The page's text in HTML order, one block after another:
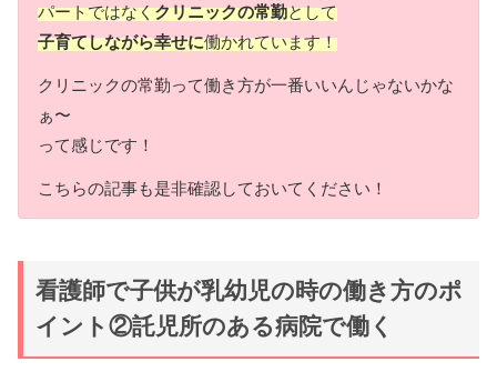
パートではなくクリニックの常勤として
子育てしながら幸せに働かれています！
クリニックの常勤って働き方が一番いいんじゃないかな
ぁ〜
って感じです！
こちらの記事も是非確認しておいてください！
看護師で子供が乳幼児の時の働き方のポ
イント②託児所のある病院で働く